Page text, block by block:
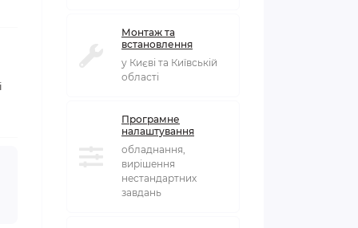
Монтаж та
встановлення
у Києві та Київській
області
Програмне
налаштування
обладнання,
вирішення
нестандартних
завдань